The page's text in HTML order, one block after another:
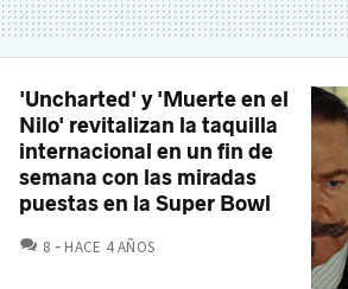
'Uncharted' y 'Muerte en el
Nilo' revitalizan la taquilla
internacional en un fin de
semana con las miradas
puestas en la Super Bowl
8 COMENTARIOS
HACE 4 AÑOS